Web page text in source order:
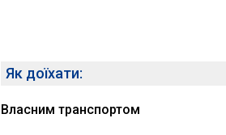
Як доїхати:
Власним транспортом